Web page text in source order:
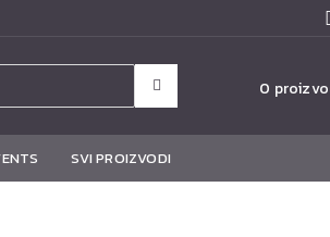
0
SVI PROIZVODI